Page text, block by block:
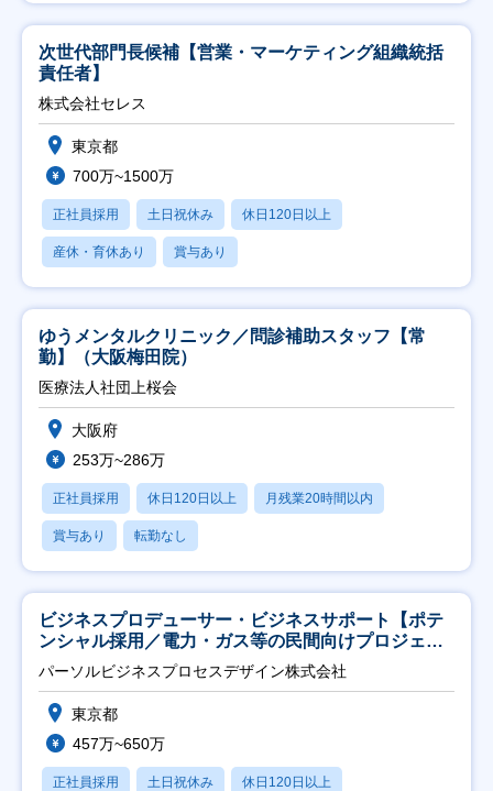
次世代部門長候補【営業・マーケティング組織統括
責任者】
株式会社セレス
東京都
700万~1500万
正社員採用 土日祝休み 休日120日以上
産休・育休あり 賞与あり
ゆうメンタルクリニック／問診補助スタッフ【常
勤】（大阪梅田院）
医療法人社団上桜会
大阪府
253万~286万
正社員採用 休日120日以上 月残業20時間以内
賞与あり 転勤なし
ビジネスプロデューサー・ビジネスサポート【ポテ
ンシャル採用／電力・ガス等の民間向けプロジェク
ト推進】
パーソルビジネスプロセスデザイン株式会社
東京都
457万~650万
正社員採用 土日祝休み 休日120日以上